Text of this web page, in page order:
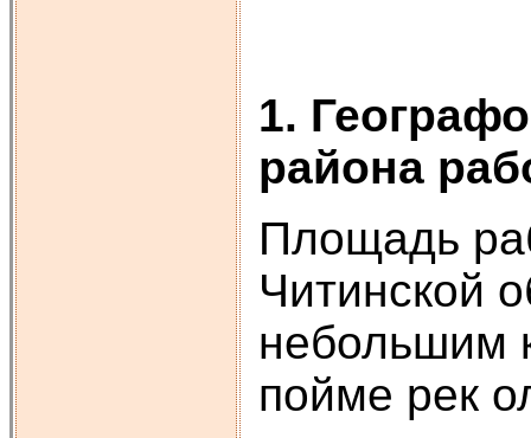
1.
района
Площадь
Читинской
небольшим
пойме рек